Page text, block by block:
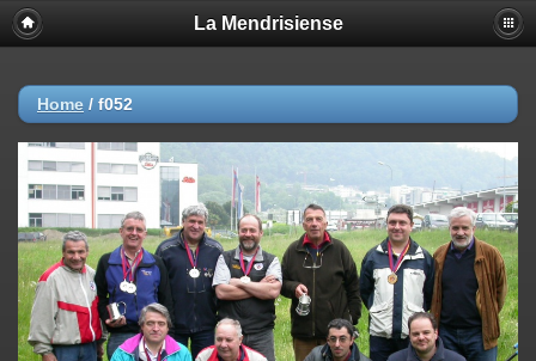
La Mendrisiense
Home / f052